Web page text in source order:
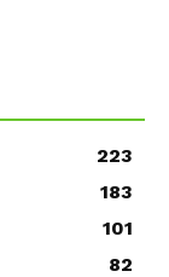
223
183
101
82